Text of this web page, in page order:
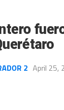
2 April 25,